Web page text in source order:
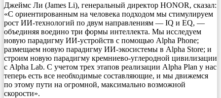
Джеймс Ли (James Li), генеральный директор HONOR, сказал:
«С ориентированным на человека подходом мы стимулируем
рост ИИ-технологий по двум направлениям — IQ и EQ, —
объединяя воедино три формы интеллекта. Мы исследуем
новую парадигму ИИ-устройств с помощью Alpha Phone;
размещаем новую парадигму ИИ-экосистемы в Alpha Store; и
строим новую парадигму кремниево-углеродной цивилизации
с Alpha Lab. С учетом трех этапов реализации Alpha Plan у нас
теперь есть все необходимые составляющие, и мы движемся
по этому пути на огромной, максимально возможной
скорости».